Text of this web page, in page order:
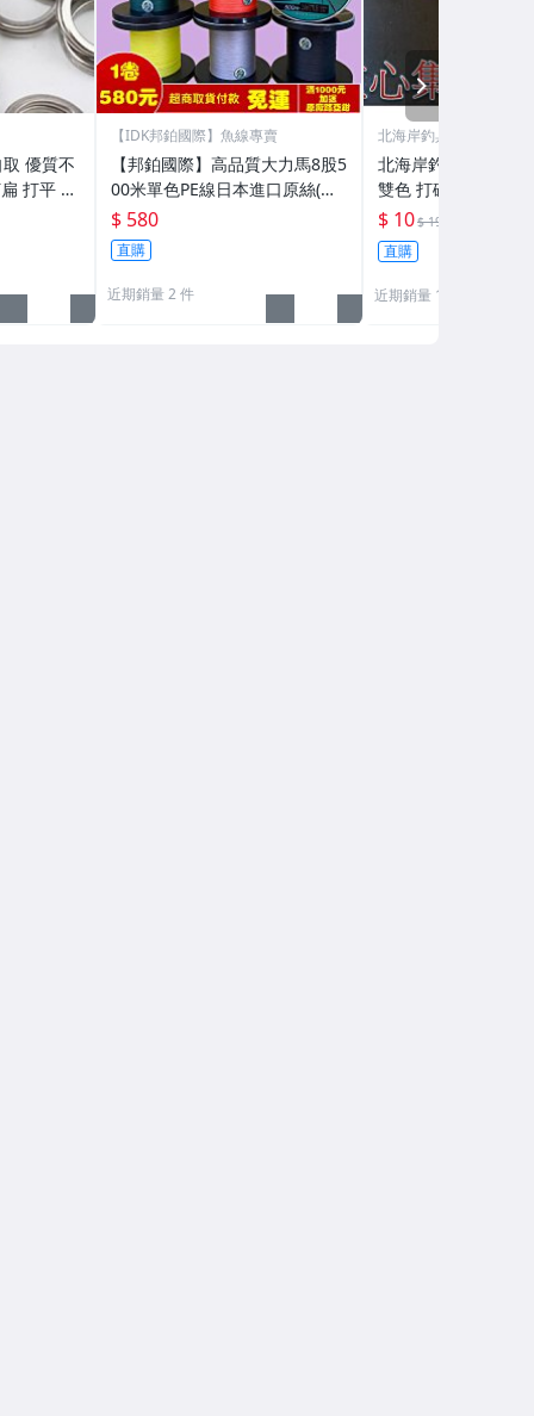
優質不
打平 路
【IDK邦鉑國際】魚線專賣
【邦鉑國際】高品質大力馬8股5
00米單色PE線日本進口原絲(適
船釣竿/前打竿/路亞竿/磯釣竿/
灘釣竿及各種捲線器
$ 580
直購
近期銷量 2 件
北海岸釣具
北海岸釣具 5g亮片
雙色 打破SPOON無
專攻翹嘴鱸魚鯰魚福
魚)路亞旋轉湯匙假餌
$ 10$ 19
直購
近期銷量 11 件